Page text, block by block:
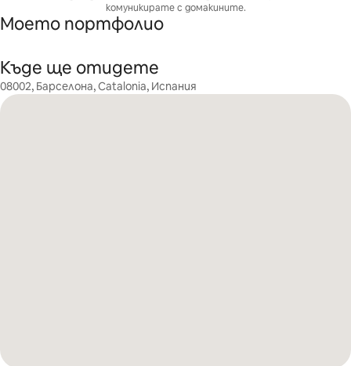
комуникирате с домакините.
Моето портфолио
Къде ще отидете
08002, Барселона, Catalonia, Испания